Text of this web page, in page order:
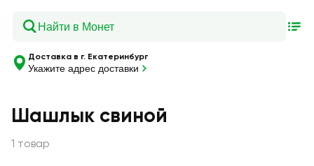
Доставка в г. Екатеринбург
Укажите адрес доставки
Шашлык свиной
1 товар